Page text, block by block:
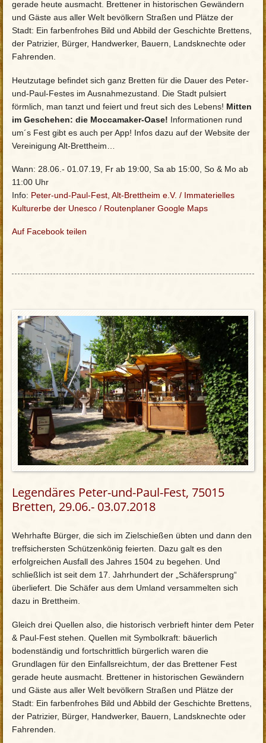
gerade heute ausmacht. Brettener in historischen Gewändern
und Gäste aus aller Welt bevölkern Straßen und Plätze der
Stadt: Ein farbenfrohes Bild und Abbild der Geschichte Brettens,
der Patrizier, Bürger, Handwerker, Bauern, Landsknechte oder
Fahrenden.
Heutzutage befindet sich ganz Bretten für die Dauer des Peter-
und-Paul-Festes im Ausnahmezustand. Die Stadt pulsiert
förmlich, man tanzt und feiert und freut sich des Lebens! Mitten
im Geschehen: die Moccamaker-Oase! Informationen rund
um´s Fest gibt es auch per App! Infos dazu auf der Website der
Vereinigung Alt-Brettheim…
Wann: 28.06.- 01.07.19, Fr ab 19:00, Sa ab 15:00, So & Mo ab
11:00 Uhr
Info: Peter-und-Paul-Fest, Alt-Brettheim e.V. / Immaterielles
Kulturerbe der Unesco / Routenplaner Google Maps
Auf Facebook teilen
Legendäres Peter-und-Paul-Fest, 75015
Bretten, 29.06.- 03.07.2018
Wehrhafte Bürger, die sich im Zielschießen übten und dann den
treffsichersten Schützenkönig feierten. Dazu galt es den
erfolgreichen Ausfall des Jahres 1504 zu begehen. Und
schließlich ist seit dem 17. Jahrhundert der „Schäfersprung“
überliefert. Die Schäfer aus dem Umland versammelten sich
dazu in Brettheim.
Gleich drei Quellen also, die historisch verbrieft hinter dem Peter
& Paul-Fest stehen. Quellen mit Symbolkraft: bäuerlich
bodenständig und fortschrittlich bürgerlich waren die
Grundlagen für den Einfallsreichtum, der das Brettener Fest
gerade heute ausmacht. Brettener in historischen Gewändern
und Gäste aus aller Welt bevölkern Straßen und Plätze der
Stadt: Ein farbenfrohes Bild und Abbild der Geschichte Brettens,
der Patrizier, Bürger, Handwerker, Bauern, Landsknechte oder
Fahrenden.